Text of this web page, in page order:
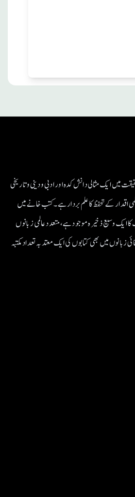
میں ایک مثالی دانش کدہ اور ادبی ودینی و تاریخی
اقدار کے تحفظ کا علم بردار ہے۔کتب خانے میں
ایک وسیع ذخیرہ موجود ہے، متعدد عالمی زبانوں
زبانوں میں بھی کتابوں کی ایک معتد بہ تعداد مکتبہ